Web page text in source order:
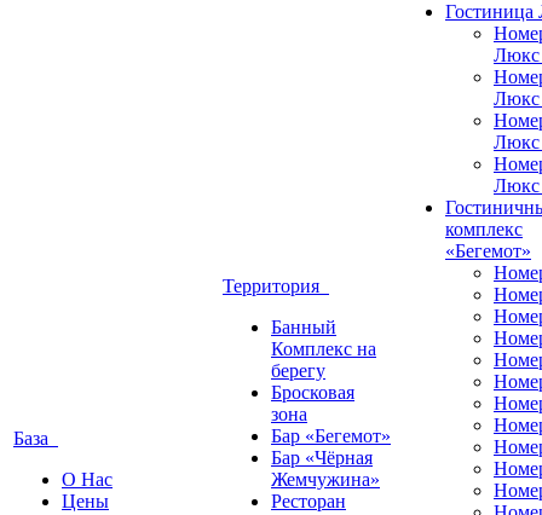
База
О Нас
Цены
Территория
Банный
Комплекс на
берегу
Бросковая
зона
Бар «Бегемот»
Бар «Чёрная
Жемчужина»
Ресторан
комплекс
«Бегемот»